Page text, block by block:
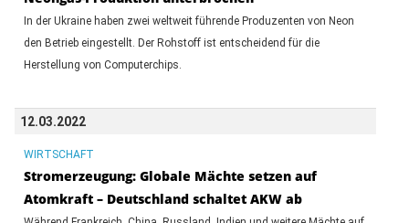
In der Ukraine haben zwei weltweit führende Produzenten von Neon
den Betrieb eingestellt. Der Rohstoff ist entscheidend für die
Herstellung von Computerchips.
12.03.2022
WIRTSCHAFT
Stromerzeugung: Globale Mächte setzen auf
Atomkraft – Deutschland schaltet AKW ab